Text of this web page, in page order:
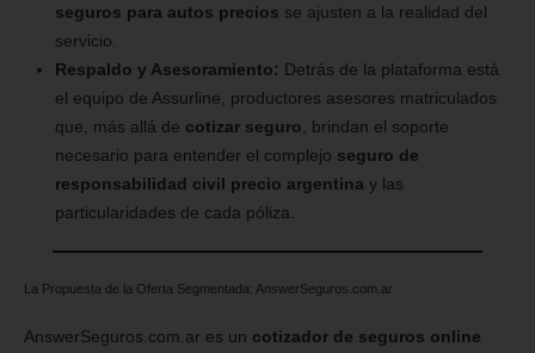
seguros para autos precios se ajusten a la realidad del
servicio.
Respaldo y Asesoramiento: Detrás de la plataforma está
el equipo de Assurline, productores asesores matriculados
que, más allá de cotizar seguro , brindan el soporte
necesario para entender el complejo seguro de
responsabilidad civil precio argentina y las
particularidades de cada póliza.
La Propuesta de la Oferta Segmentada: AnswerSeguros.com.ar
AnswerSeguros.com.ar es un cotizador de seguros online